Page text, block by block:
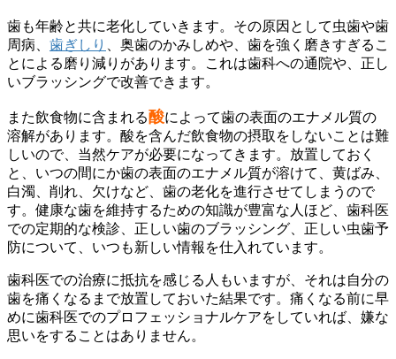
歯も年齢と共に老化していきます。その原因として虫歯や歯
周病、 歯ぎしり
、奥歯のかみしめや、歯を強く磨きすぎるこ
とによる磨り減りがあります。これは歯科への通院や、正し
いブラッシングで改善できます。
また飲食物に含まれる酸によって歯の表面のエナメル質の
溶解があります。酸を含んだ飲食物の摂取をしないことは難
しいので、当然ケアが必要になってきます。放置しておく
と、いつの間にか歯の表面のエナメル質が溶けて、黄ばみ、
白濁、削れ、欠けなど、歯の老化を進行させてしまうので
す。健康な歯を維持するための知識が豊富な人ほど、歯科医
での定期的な検診、正しい歯のブラッシング、正しい虫歯予
防について、いつも新しい情報を仕入れています。
歯科医での治療に抵抗を感じる人もいますが、それは自分の
歯を痛くなるまで放置しておいた結果です。痛くなる前に早
めに歯科医でのプロフェッショナルケアをしていれば、嫌な
思いをすることはありません。